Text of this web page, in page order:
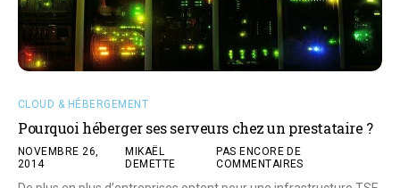
CLOUD & HÉBERGEMENT
Pourquoi héberger ses serveurs chez un prestataire ?
NOVEMBRE 26,
2014
MIKAËL
DEMETTE
PAS ENCORE DE
COMMENTAIRES